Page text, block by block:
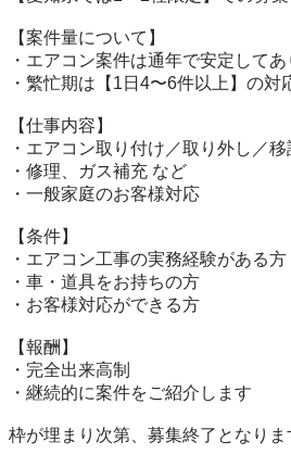
【案件量について】
・エアコン案件は通年で安定してあ
・繁忙期は【1日4〜6件以上】の対
【仕事内容】
・エアコン取り付け／取り外し／移
・修理、ガス補充 など
・一般家庭のお客様対応
【条件】
・エアコン工事の実務経験がある方
・車・道具をお持ちの方
・お客様対応ができる方
【報酬】
・完全出来高制
・継続的に案件をご紹介します
枠が埋まり次第、募集終了となりま